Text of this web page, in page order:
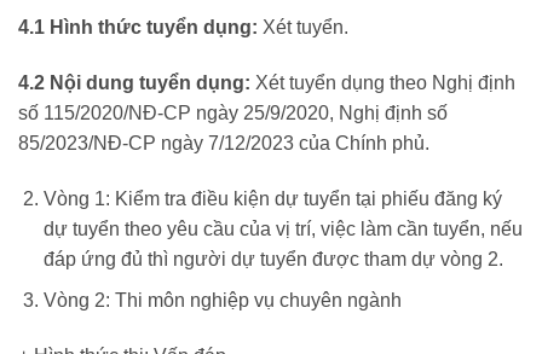
4.1 Hình thức tuyển dụng: Xét tuyển.
4.2 Nội dung tuyển dụng: Xét tuyển dụng theo Nghị định
số 115/2020/NĐ-CP ngày 25/9/2020, Nghị định số
85/2023/NĐ-CP ngày 7/12/2023 của Chính phủ.
Vòng 1: Kiểm tra điều kiện dự tuyển tại phiếu đăng ký
dự tuyển theo yêu cầu của vị trí, việc làm cần tuyển, nếu
đáp ứng đủ thì người dự tuyển được tham dự vòng 2.
Vòng 2: Thi môn nghiệp vụ chuyên ngành